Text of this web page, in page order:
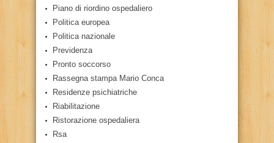
Piano di riordino ospedaliero
Politica europea
Politica nazionale
Previdenza
Pronto soccorso
Rassegna stampa Mario Conca
Residenze psichiatriche
Riabilitazione
Ristorazione ospedaliera
Rsa